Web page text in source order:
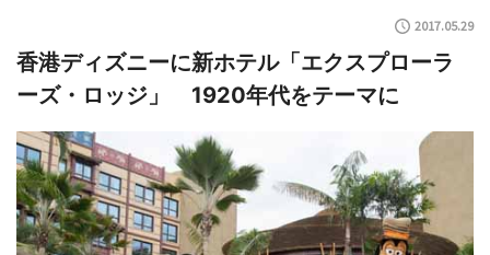
2017.05.29
香港ディズニーに新ホテル「エクスプローラ
ーズ・ロッジ」 1920年代をテーマに